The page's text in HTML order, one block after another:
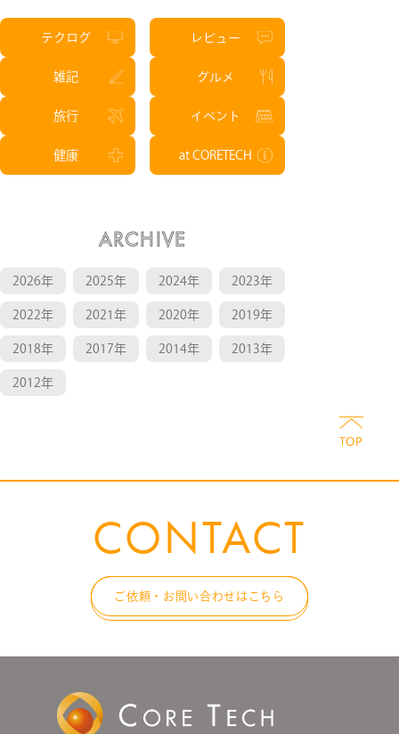
テクログ レビュー
雑記 グルメ
旅行 イベント
健康 at CORETECH
ARCHIVE
2026年 2025年 2024年 2023年
2022年 2021年 2020年 2019年
2018年 2017年 2014年 2013年
2012年
CONTACT
ご依頼・お問い合わせはこちら